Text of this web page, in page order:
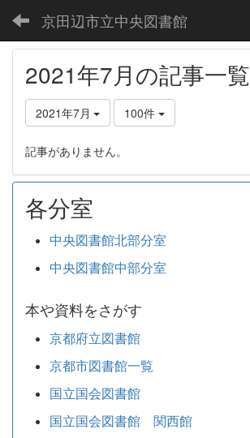
京田辺市立中央図書館
2021年7月の記事一覧
2021年7月 100件
記事がありません。
各分室
中央図書館北部分室
中央図書館中部分室
本や資料をさがす
京都府立図書館
京都市図書館一覧
国立国会図書館
国立国会図書館 関西館